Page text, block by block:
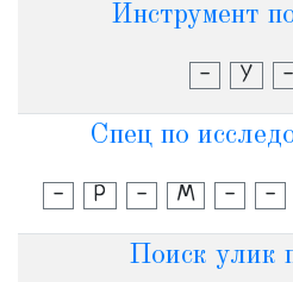
Инструмент
- У -
Спец по
- Р - М - -
Поиск улик